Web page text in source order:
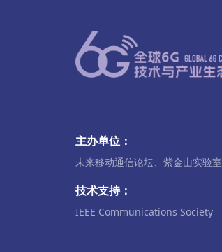
主办单位：
未来移动通信论坛、紫金山实验室
技术支持：
IEEE Communications Society